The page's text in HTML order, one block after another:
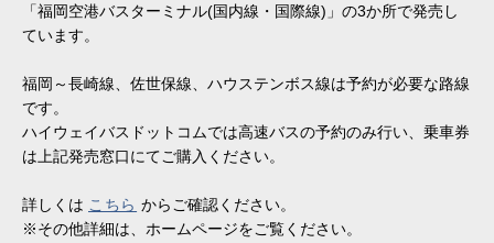
「福岡空港バスターミナル(国内線・国際線)」の3か所で発売し
ています。
福岡～長崎線、佐世保線、ハウステンボス線は予約が必要な路線
です。
ハイウェイバスドットコムでは高速バスの予約のみ行い、乗車券
は上記発売窓口にてご購入ください。
詳しくは こちら からご確認ください。
※その他詳細は、ホームページをご覧ください。